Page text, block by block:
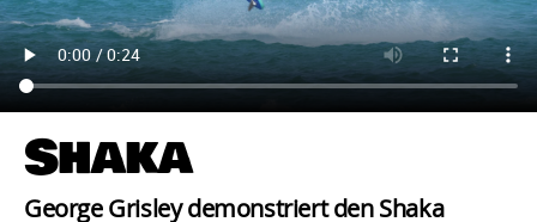
Shaka
George Grisley demonstriert den Shaka